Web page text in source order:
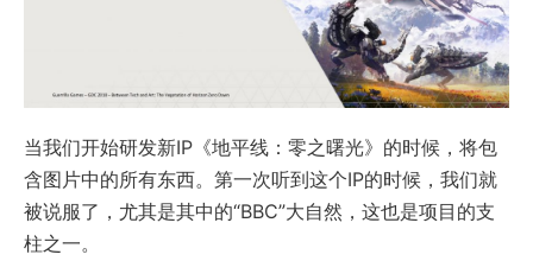
当我们开始研发新IP《地平线：零之曙光》的时候，将包
含图片中的所有东西。第一次听到这个IP的时候，我们就
被说服了，尤其是其中的“BBC”大自然，这也是项目的支
柱之一。